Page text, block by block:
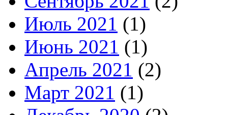
Июль 2021 (1)
Июнь 2021 (1)
Апрель 2021 (2)
Март 2021 (1)